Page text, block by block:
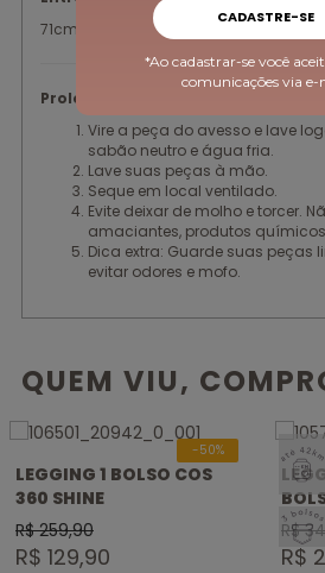
71cm - tamanho M
Prolongue a vida útil das suas
Vire a peça do avesso e lave
sabão neutro e água fria.
Lave suas peças à mão.
Seque em local ventilado.
Evite deixar de molho e torcer.
amaciantes, produtos
Dica extra: Guarde suas peças
evitar odores e mofo.
QUEM VIU,
LEGGING 1 BOLSO COS
360 SHINE
R$ 259,90
R$ 129,90
-50%
R$
R$
CADASTRE-SE
*Ao cadastrar-se você
comunicações via e-